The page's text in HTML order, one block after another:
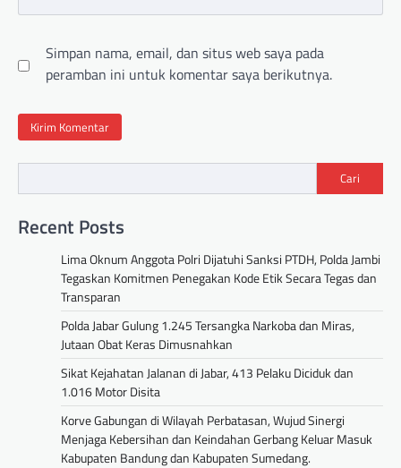
Simpan nama, email, dan situs web saya pada
peramban ini untuk komentar saya berikutnya.
Cari
Recent Posts
Lima Oknum Anggota Polri Dijatuhi Sanksi PTDH, Polda Jambi
Tegaskan Komitmen Penegakan Kode Etik Secara Tegas dan
Transparan
Polda Jabar Gulung 1.245 Tersangka Narkoba dan Miras,
Jutaan Obat Keras Dimusnahkan
Sikat Kejahatan Jalanan di Jabar, 413 Pelaku Diciduk dan
1.016 Motor Disita
Korve Gabungan di Wilayah Perbatasan, Wujud Sinergi
Menjaga Kebersihan dan Keindahan Gerbang Keluar Masuk
Kabupaten Bandung dan Kabupaten Sumedang.